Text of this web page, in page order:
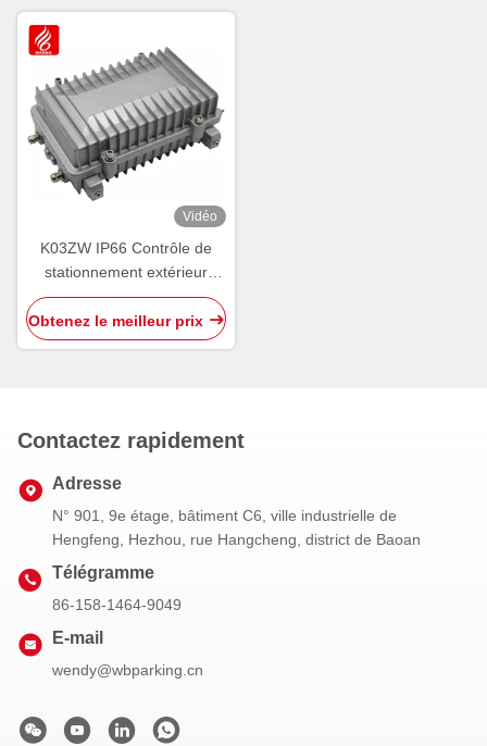
Vidéo
K03ZW IP66 Contrôle de
stationnement extérieur
Contrôleur de zone filaire
extérieur PGS RS485
Obtenez le meilleur prix
Contactez rapidement
Adresse
N° 901, 9e étage, bâtiment C6, ville industrielle de
Hengfeng, Hezhou, rue Hangcheng, district de Baoan
Télégramme
86-158-1464-9049
E-mail
wendy@wbparking.cn